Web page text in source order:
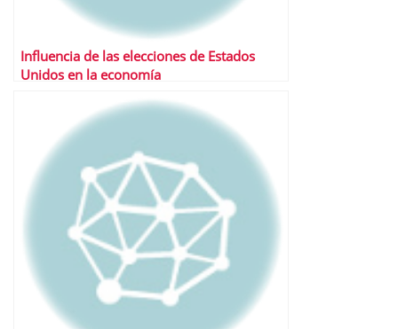
Influencia de las elecciones de Estados
Unidos en la economía